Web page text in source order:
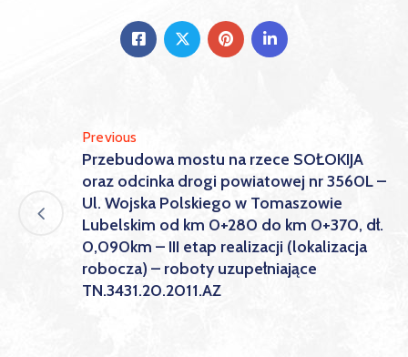
Previous
Przebudowa mostu na rzece SOŁOKIJA
oraz odcinka drogi powiatowej nr 3560L –
Ul. Wojska Polskiego w Tomaszowie
Lubelskim od km 0+280 do km 0+370, dł.
0,090km – III etap realizacji (lokalizacja
robocza) – roboty uzupełniające
TN.3431.20.2011.AZ